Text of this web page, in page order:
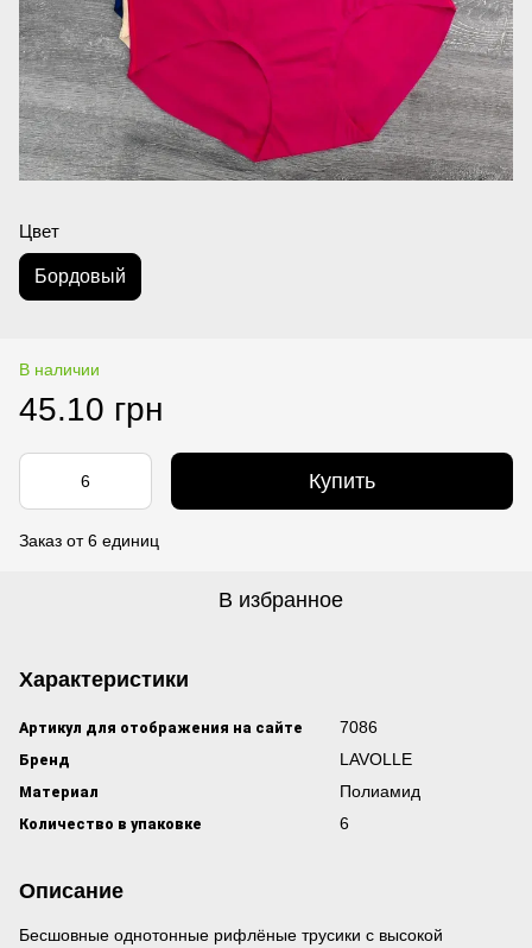
Цвет
Бордовый
В наличии
45.10 грн
Купить
Заказ от 6 единиц
В избранное
Характеристики
Артикул для отображения на сайте 7086
Бренд LAVOLLE
Материал Полиамид
Количество в упаковке 6
Описание
Бесшовные однотонные рифлёные трусики с высокой